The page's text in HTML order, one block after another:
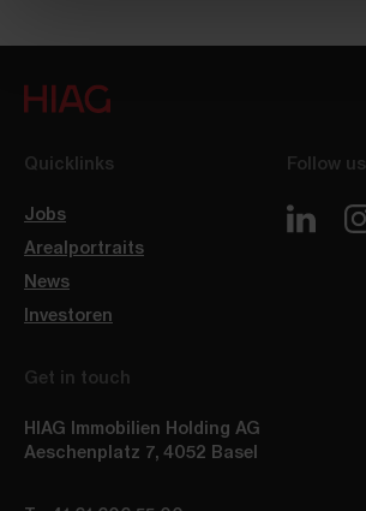
Quicklinks
Jobs
Arealportraits
News
Investoren
Follow us
Get in touch
HIAG Immobilien Holding AG
Aeschenplatz 7, 4052 Basel